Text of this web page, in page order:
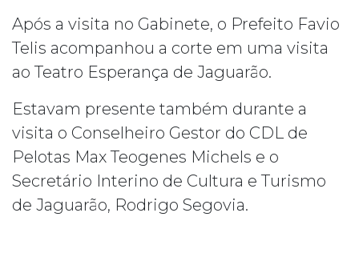
Após a visita no Gabinete, o Prefeito Favio
Telis acompanhou a corte em uma visita
ao Teatro Esperança de Jaguarão.
Estavam presente também durante a
visita o Conselheiro Gestor do CDL de
Pelotas Max Teogenes Michels e o
Secretário Interino de Cultura e Turismo
de Jaguarão, Rodrigo Segovia.